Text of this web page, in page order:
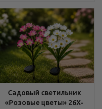
Садовый светильник
«Розовые цветы» 26X-